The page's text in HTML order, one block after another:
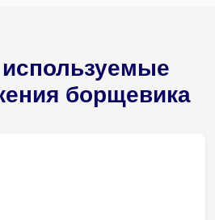
борщевика